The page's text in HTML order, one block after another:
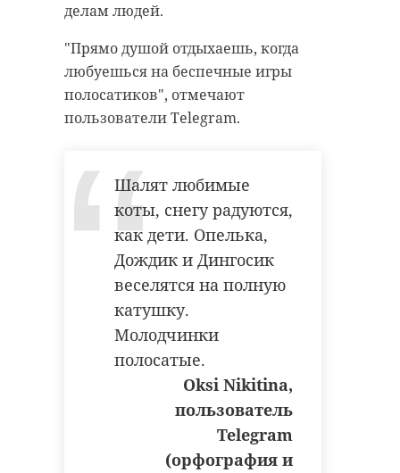
делам людей.
"Прямо душой отдыхаешь, когда
любуешься на беспечные игры
полосатиков", отмечают
пользователи Telegram.
Шалят любимые
коты, снегу радуются,
как дети. Опелька,
Дождик и Дингосик
веселятся на полную
катушку.
Молодчинки
полосатые.
Oksi Nikitina,
пользователь
Telegram
(орфография и